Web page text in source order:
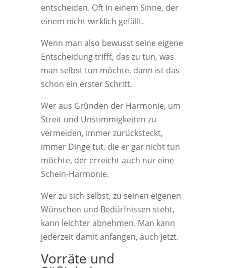
entscheiden. Oft in einem Sinne, der
einem nicht wirklich gefällt.
Wenn man also bewusst seine eigene
Entscheidung trifft, das zu tun, was
man selbst tun möchte, dann ist das
schon ein erster Schritt.
Wer aus Gründen der Harmonie, um
Streit und Unstimmigkeiten zu
vermeiden, immer zurücksteckt,
immer Dinge tut, die er gar nicht tun
möchte, der erreicht auch nur eine
Schein-Harmonie.
Wer zu sich selbst, zu seinen eigenen
Wünschen und Bedürfnissen steht,
kann leichter abnehmen. Man kann
jederzeit damit anfangen, auch jetzt.
Vorräte und